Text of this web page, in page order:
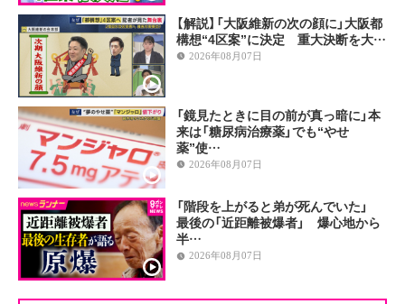
【解説】「大阪維新の次の顔に」大阪都
構想“4区案”に決定 重大決断を大…
2026年08月07日
「鏡見たときに目の前が真っ暗に」本
来は「糖尿病治療薬」でも“やせ
薬”使…
2026年08月07日
「階段を上がると弟が死んでいた」
最後の「近距離被爆者」 爆心地から
半…
2026年08月07日